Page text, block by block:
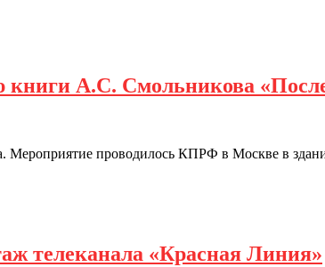
А.С. Смольникова
Мероприятие проводилось КПРФ в Москве в
телеканала «Красная Линия»